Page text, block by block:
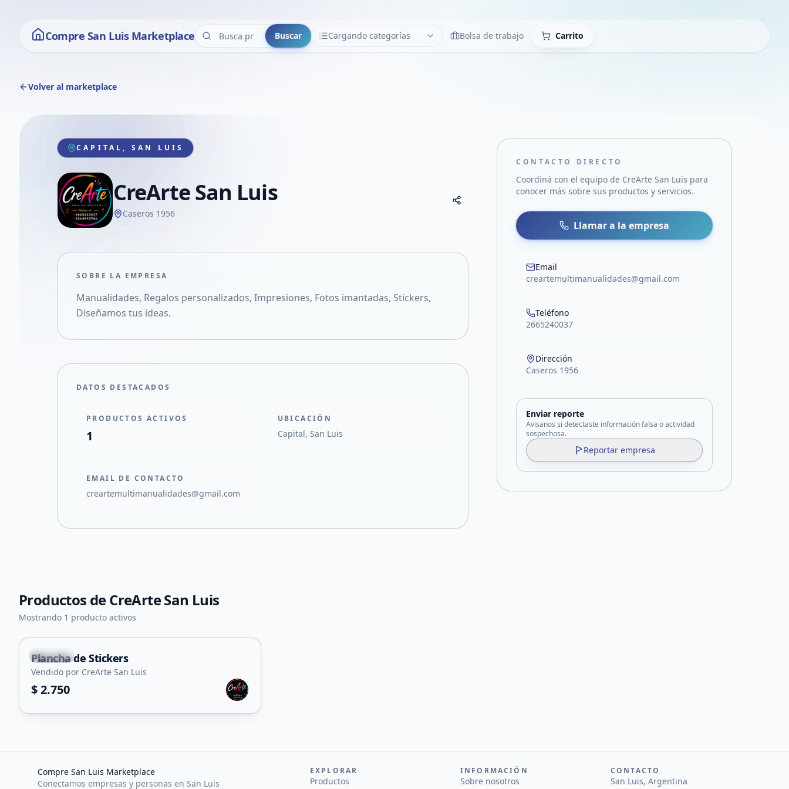
Compre San Luis Marketplace Buscar Cargando categorías
CATEGORÍAS LimpiarBolsa de trabajo Carrito
Volver al marketplace
CAPITAL, SAN LUIS
CreArte San Luis
Caseros 1956
Compartir empresa
Compartir por WhatsApp
Compartir por mail
Compartir en Facebook
SOBRE LA EMPRESA
Manualidades, Regalos personalizados, Impresiones, Fotos imantadas, Stickers,
Diseñamos tus ideas.
DATOS DESTACADOS
PRODUCTOS ACTIVOS
1
UBICACIÓN
Capital, San Luis
EMAIL DE CONTACTO
creartemultimanualidades@gmail.com
CONTACTO DIRECTO
Coordiná con el equipo de CreArte San Luis para
conocer más sobre sus productos y servicios.
Llamar a la empresa
Email
creartemultimanualidades@gmail.com
Teléfono
2665240037
Dirección
Caseros 1956
Enviar reporte
Avisanos si detectaste información falsa o actividad
sospechosa.
Reportar empresa
Productos deCreArte San Luis
Mostrando 1 producto activos
Capital
Plancha de Stickers
Vendido por CreArte San Luis
$ 2.750
Compre San Luis Marketplace
Conectamos empresas y personas en San Luis
EXPLORAR
Productos
INFORMACIÓN
Sobre nosotros
CONTACTO
San Luis, Argentina